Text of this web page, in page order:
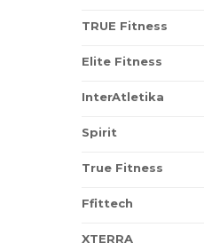
TRUE Fitness
Elite Fitness
InterAtletika
Spirit
True Fitness
Ffittech
XTERRA